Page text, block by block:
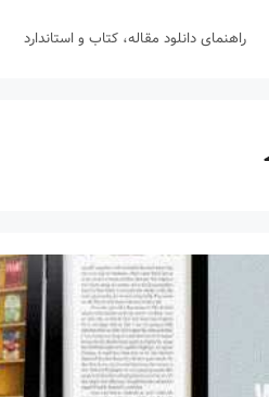
راهنمای دانلود مقاله، کتاب و استاندارد